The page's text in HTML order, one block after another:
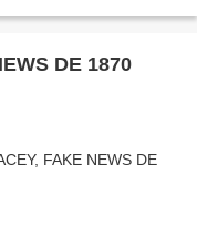
DE 1870